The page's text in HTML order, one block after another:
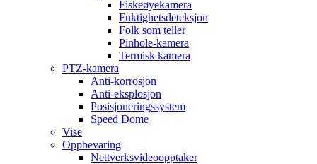
Fiskeøyekamera
Fuktighetsdeteksjon
Folk som teller
Pinhole-kamera
Termisk kamera
PTZ-kamera
Anti-korrosjon
Anti-eksplosjon
Posisjoneringssystem
Speed ​​Dome
Vise
Oppbevaring
Nettverksvideoopptaker